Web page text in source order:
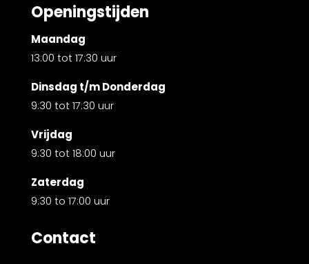
Openingstijden
Maandag
13:00 tot 17:30 uur
Dinsdag t/m Donderdag
9:30 tot 17:30 uur
Vrijdag
9:30 tot 18:00 uur
Zaterdag
9:30 to 17:00 uur
Contact